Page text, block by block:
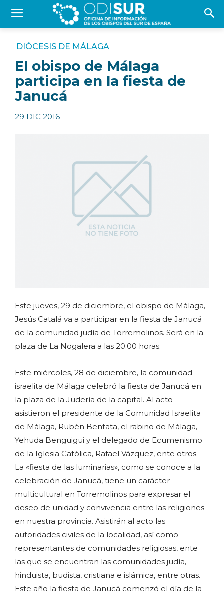
DIÓCESIS DE MÁLAGA
El obispo de Málaga
participa en la fiesta de
Janucá
29 DIC 2016
Este jueves, 29 de diciembre, el obispo de Málaga,
Jesús Catalá va a participar en la fiesta de Janucá
de la comunidad judía de Torremolinos. Será en la
plaza de La Nogalera a las 20.00 horas.
Este miércoles, 28 de diciembre, la comunidad
israelita de Málaga celebró la fiesta de Janucá en
la plaza de la Judería de la capital. Al acto
asistieron el presidente de la Comunidad Israelita
de Málaga, Rubén Bentata, el rabino de Málaga,
Yehuda Benguigui y el delegado de Ecumenismo
de la Iglesia Católica, Rafael Vázquez, ente otros.
La «fiesta de las luminarias», como se conoce a la
celebración de Janucá, tiene un carácter
multicultural en Torremolinos para expresar el
deseo de unidad y convivencia entre las religiones
en nuestra provincia. Asistirán al acto las
autoridades civiles de la localidad, así como
representantes de comunidades religiosas, ente
las que se encuentran las comunidades judía,
hinduista, budista, cristiana e islámica, entre otras.
Este año la fiesta de Janucá comenzó el día de la